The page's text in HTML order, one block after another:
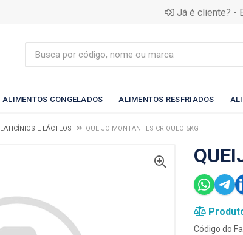
Já é cliente? -
ALIMENTOS CONGELADOS ALIMENTOS RESFRIADOS
LATICÍNIOS E LÁCTEOS QUEIJO MONTANHES CRIOULO 5KG
Código do